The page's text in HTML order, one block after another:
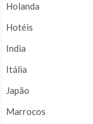
Holanda
Hotéis
India
Itália
Japão
Marrocos